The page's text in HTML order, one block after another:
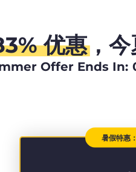
优惠，
Offer Ends In:
暑假特惠